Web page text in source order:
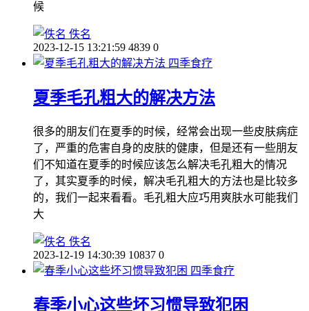
候
佚名
2023-12-15 13:21:59 4839 0
四季食疗
夏季毛孔粗大的解决方法
很多的朋友们在夏季的时候，经常会出现一些皮肤病症
了，严重的危害自身的皮肤的健康，但是还有一些朋友
们不知道在夏季的时候应该怎么解决毛孔粗大的情况
了，其实夏季的时候，解决毛孔粗大的方法也是比较多
的，我们一起来看看。毛孔粗大应巧用爽肤水可能我们
大
佚名
2023-12-19 14:30:39 10837 0
四季食疗
春季小心这些坏习惯导致犯困